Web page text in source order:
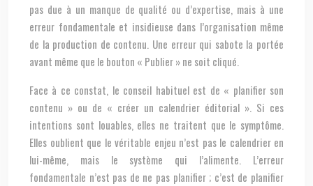
pas due à un manque de qualité ou d’expertise, mais à une
erreur fondamentale et insidieuse dans l’organisation même
de la production de contenu. Une erreur qui sabote la portée
avant même que le bouton « Publier » ne soit cliqué.
Face à ce constat, le conseil habituel est de « planifier son
contenu » ou de « créer un calendrier éditorial ». Si ces
intentions sont louables, elles ne traitent que le symptôme.
Elles oublient que le véritable enjeu n’est pas le calendrier en
lui-même, mais le système qui l’alimente. L’erreur
fondamentale n’est pas de ne pas planifier ; c’est de planifier